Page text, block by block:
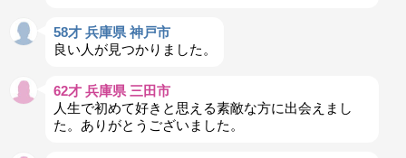
58才 兵庫県 神戸市
良い人が見つかりました。
62才 兵庫県 三田市
人生で初めて好きと思える素敵な方に出会えまし
た。ありがとうございました。